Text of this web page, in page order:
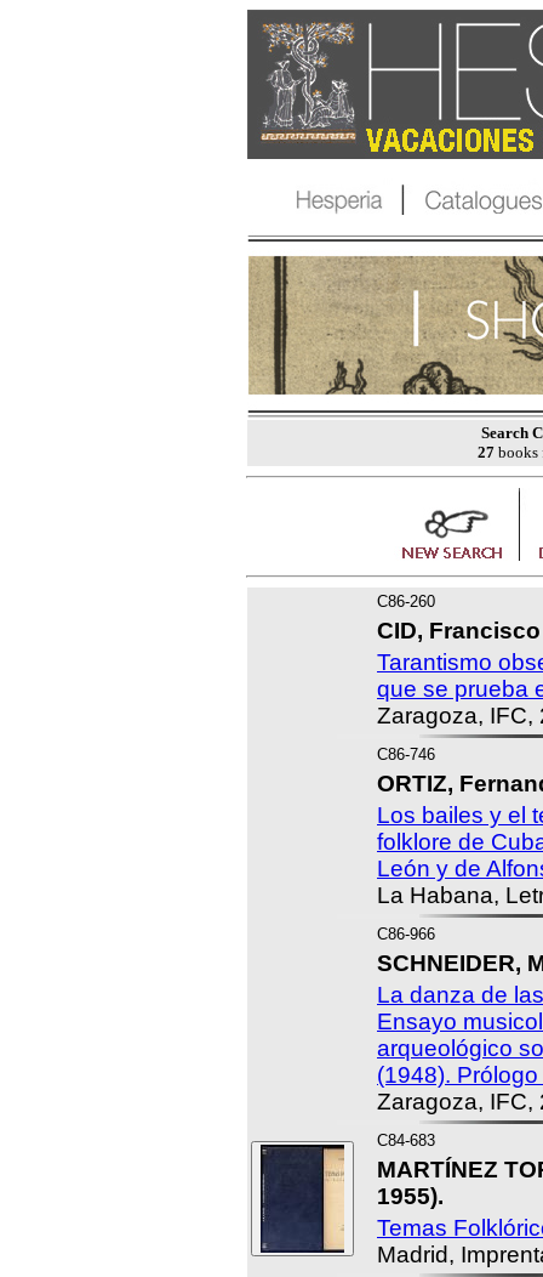
Search
27books
C86-260
CID,
Tarantismo
que se prueba
Zaragoza, IFC,
C86-746
ORTIZ,
Los bailes y el
folklore de
León y de
La Habana,
C86-966
SCHNEIDER,
La danza de
Ensayo
arqueológico
(1948).
Zaragoza, IFC,
C84-683
MARTÍNEZ
1955).
Temas
Madrid,